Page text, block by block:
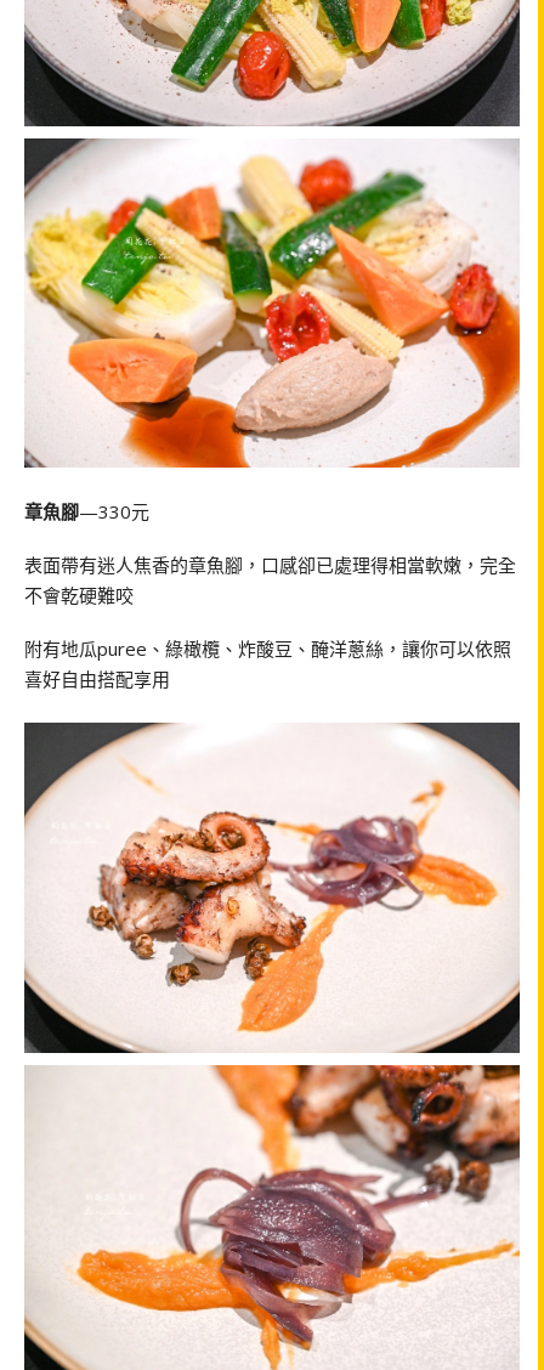
章魚腳—330元
表面帶有迷人焦香的章魚腳，口感卻已處理得相當軟嫩，完全
不會乾硬難咬
附有地瓜puree、綠橄欖、炸酸豆、醃洋蔥絲，讓你可以依照
喜好自由搭配享用